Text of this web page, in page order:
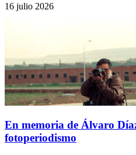
16 julio 2026
En memoria de Álvaro
fotoperiodismo